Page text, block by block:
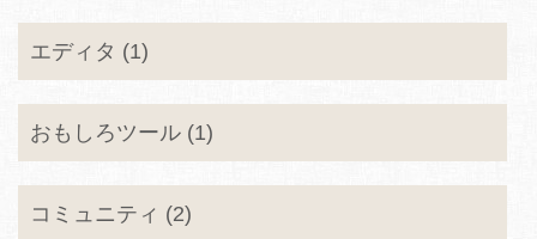
エディタ (1)
おもしろツール (1)
コミュニティ (2)